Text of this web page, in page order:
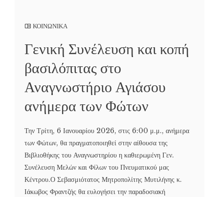
ΚΟΙΝΩΝΙΚΑ
Γενική Συνέλευση και κοπή
βασιλόπιτας στο
Αναγνωστήριο Αγιάσου
ανήμερα των Φώτων
Την Τρίτη, 6 Ιανουαρίου 2026, στις 6:00 μ.μ., ανήμερα
των Φώτων, θα πραγματοποιηθεί στην αίθουσα της
Βιβλιοθήκης του Αναγνωστηρίου η καθιερωμένη Γεν.
Συνέλευση Μελών και Φίλων του Πνευματικού μας
Κέντρου.Ο Σεβασμιότατος Μητροπολίτης Μυτιλήνης κ.
Ιάκωβος Φραντζής θα ευλογήσει την παραδοσιακή